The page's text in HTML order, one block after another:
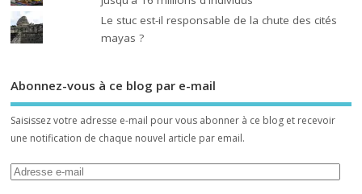
Le stuc est-il responsable de la chute des cités
mayas ?
Abonnez-vous à ce blog par e-mail
Saisissez votre adresse e-mail pour vous abonner à ce blog et recevoir
une notification de chaque nouvel article par email.